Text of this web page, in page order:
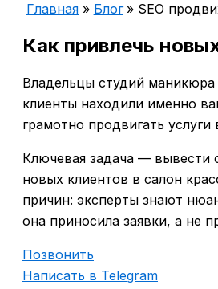
Главная Блог SEO
Как привлечь
Владельцы студий маникюра
клиенты находили именно
грамотно продвигать услуги
Ключевая задача — вывести
новых клиентов в салон
причин: эксперты знают
она приносила заявки, а не
Позвонить
Написать в Telegram